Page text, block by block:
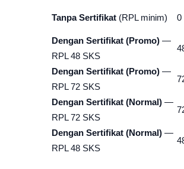
Tanpa Sertifikat (RPL minim) 0
Dengan Sertifikat (Promo) —
RPL 48 SKS
Dengan Sertifikat (Promo) —
RPL 72 SKS
Dengan Sertifikat (Normal) —
RPL 72 SKS
Dengan Sertifikat (Normal) —
RPL 48 SKS